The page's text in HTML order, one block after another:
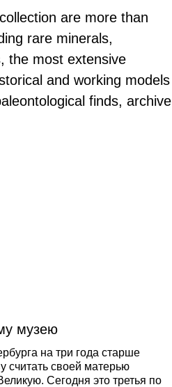
are more than
rare minerals,
the most extensive
and working models
finds, archive
музею
на три года старше
считать своей матерью
Сегодня это третья по